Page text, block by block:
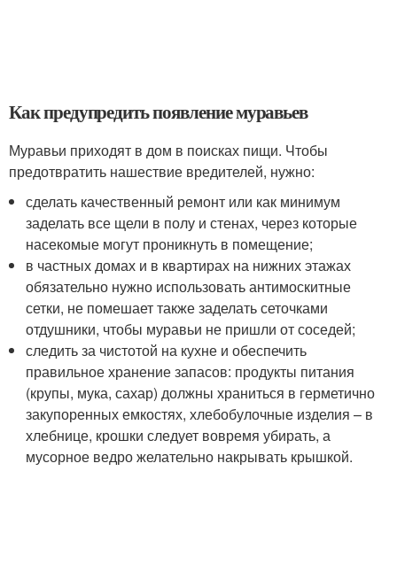
Как предупредить появление муравьев
Муравьи приходят в дом в поисках пищи. Чтобы
предотвратить нашествие вредителей, нужно:
сделать качественный ремонт или как минимум
заделать все щели в полу и стенах, через которые
насекомые могут проникнуть в помещение;
в частных домах и в квартирах на нижних этажах
обязательно нужно использовать антимоскитные
сетки, не помешает также заделать сеточками
отдушники, чтобы муравьи не пришли от соседей;
следить за чистотой на кухне и обеспечить
правильное хранение запасов: продукты питания
(крупы, мука, сахар) должны храниться в герметично
закупоренных емкостях, хлебобулочные изделия – в
хлебнице, крошки следует вовремя убирать, а
мусорное ведро желательно накрывать крышкой.